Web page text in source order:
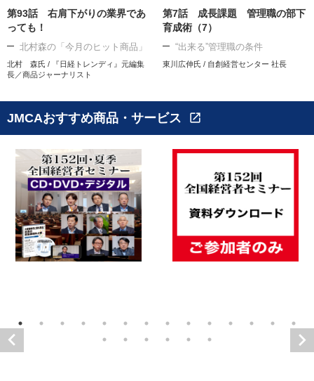
第93話 右肩下がりの業界であ
っても！
北村森の「今月のヒット商品」
北村 森氏 / 『日経トレンディ』元編集
長／商品ジャーナリスト
第7話 成長課題 管理職の部下
育成術（7）
“出来る”管理職の条件
東川広伸氏 / 自創経営センター 社長
JMCAおすすめ商品・サービス open_in_new